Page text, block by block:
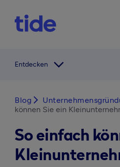
Entdecken arrow_forward_ios
Blog arrow_forward_ios
können Sie ein
So einfach